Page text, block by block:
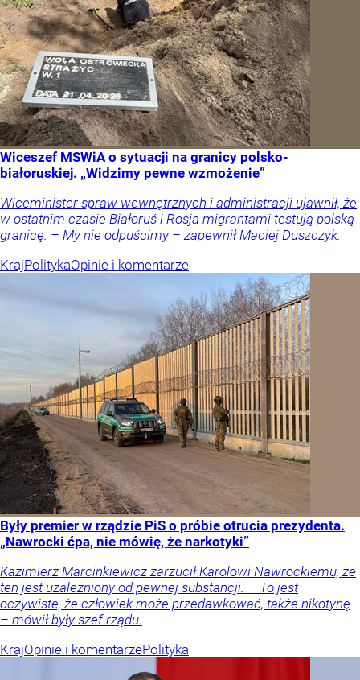
Wiceszef MSWiA o sytuacji na granicy polsko-
białoruskiej. „Widzimy pewne wzmożenie”
Wiceminister spraw wewnętrznych i administracji ujawnił, że
w ostatnim czasie Białoruś i Rosja migrantami testują polską
granicę. – My nie odpuścimy – zapewnił Maciej Duszczyk.
KrajPolitykaOpinie i komentarze
Były premier w rządzie PiS o próbie otrucia prezydenta.
„Nawrocki ćpa, nie mówię, że narkotyki”
Kazimierz Marcinkiewicz zarzucił Karolowi Nawrockiemu, że
ten jest uzależniony od pewnej substancji. – To jest
oczywiste, że człowiek może przedawkować, także nikotynę
– mówił były szef rządu.
KrajOpinie i komentarzePolityka